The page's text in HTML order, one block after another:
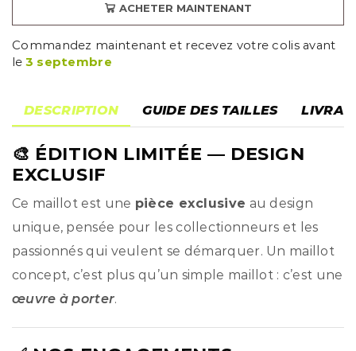
ACHETER MAINTENANT
Commandez maintenant et recevez votre colis avant
le 3 septembre
DESCRIPTION GUIDE DES TAILLES
🎨 ÉDITION LIMITÉE — DESIGN
EXCLUSIF
Ce maillot est une pièce exclusive au design
unique, pensée pour les collectionneurs et les
passionnés qui veulent se démarquer. Un maillot
concept, c’est plus qu’un simple maillot : c’est une
œuvre à porter.